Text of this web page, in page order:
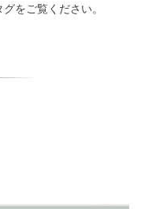
をご覧ください。